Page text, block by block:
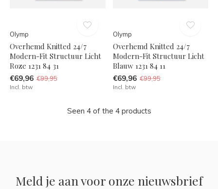
Olymp
Overhemd Knitted 24/7
Modern-Fit Structuur Licht
Roze 1231 84 31
€69,96 €99,95
Incl. btw
Olymp
Overhemd Knitted 24/7
Modern-Fit Structuur Licht
Blauw 1231 84 11
€69,96 €99,95
Incl. btw
Seen 4 of the 4 products
Meld je aan voor onze nieuwsbrief